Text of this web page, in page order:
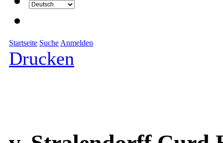
Startseite Suche Anmelden
Drucken